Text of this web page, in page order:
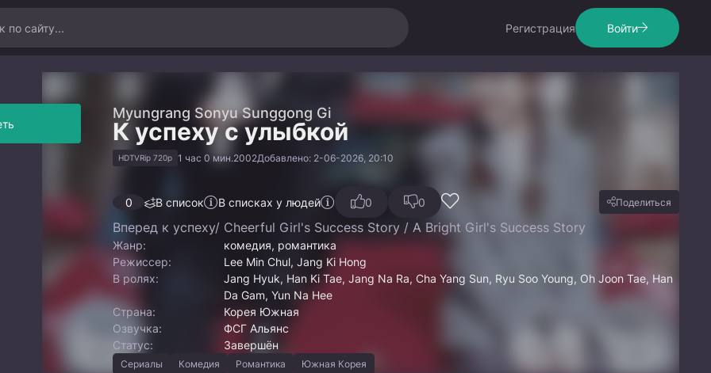
Регистрация Войти
Myungrang Sonyu Sunggong Gi
К успеху с улыбкой
HDTVRip 720p 1 час 0 мин.2002Добавлено: 2-06-2026, 20:10
0 В список В списках у людей 0 0 Поделиться
Вперед к успеху/ Cheerful Girl's Success Story / A Bright Girl's Success Story
Жанр:
комедия, романтика
Режиссер:
Lee Min Chul, Jang Ki Hong
В ролях:
Jang Hyuk, Han Ki Tae, Jang Na Ra, Cha Yang Sun, Ryu Soo Young, Oh Joon Tae, Han
Da Gam, Yun Na Hee
Страна:
Корея Южная
Озвучка:
ФСГ Альянс
Статус:
Завершён
Сериалы Комедия Романтика Южная Корея